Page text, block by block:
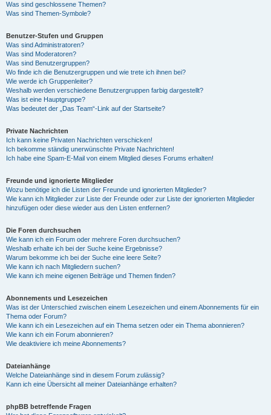
Was sind geschlossene Themen?
Was sind Themen-Symbole?
Benutzer-Stufen und Gruppen
Was sind Administratoren?
Was sind Moderatoren?
Was sind Benutzergruppen?
Wo finde ich die Benutzergruppen und wie trete ich ihnen bei?
Wie werde ich Gruppenleiter?
Weshalb werden verschiedene Benutzergruppen farbig dargestellt?
Was ist eine Hauptgruppe?
Was bedeutet der „Das Team“-Link auf der Startseite?
Private Nachrichten
Ich kann keine Privaten Nachrichten verschicken!
Ich bekomme ständig unerwünschte Private Nachrichten!
Ich habe eine Spam-E-Mail von einem Mitglied dieses Forums erhalten!
Freunde und ignorierte Mitglieder
Wozu benötige ich die Listen der Freunde und ignorierten Mitglieder?
Wie kann ich Mitglieder zur Liste der Freunde oder zur Liste der ignorierten Mitglieder
hinzufügen oder diese wieder aus den Listen entfernen?
Die Foren durchsuchen
Wie kann ich ein Forum oder mehrere Foren durchsuchen?
Weshalb erhalte ich bei der Suche keine Ergebnisse?
Warum bekomme ich bei der Suche eine leere Seite?
Wie kann ich nach Mitgliedern suchen?
Wie kann ich meine eigenen Beiträge und Themen finden?
Abonnements und Lesezeichen
Was ist der Unterschied zwischen einem Lesezeichen und einem Abonnements für ein
Thema oder Forum?
Wie kann ich ein Lesezeichen auf ein Thema setzen oder ein Thema abonnieren?
Wie kann ich ein Forum abonnieren?
Wie deaktiviere ich meine Abonnements?
Dateianhänge
Welche Dateianhänge sind in diesem Forum zulässig?
Kann ich eine Übersicht all meiner Dateianhänge erhalten?
phpBB betreffende Fragen